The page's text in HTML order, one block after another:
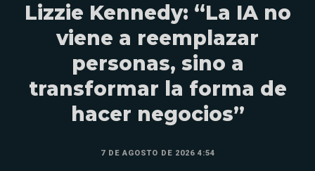
Lizzie Kennedy: “La IA no
viene a reemplazar
personas, sino a
transformar la forma de
hacer negocios”
7 DE AGOSTO DE 2026 4:54